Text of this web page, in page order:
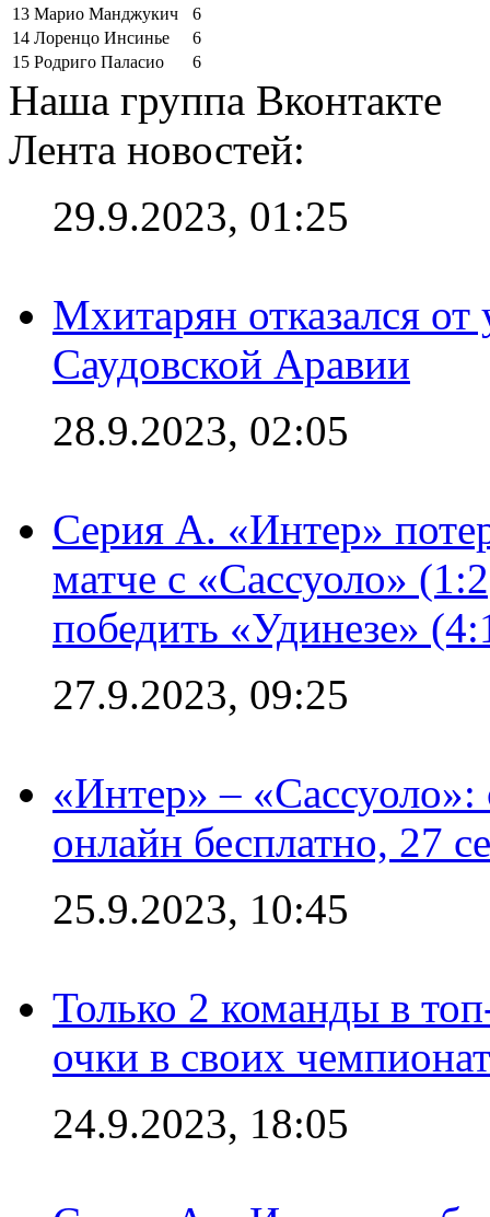
13 Марио Манджукич
6
14 Лоренцо Инсинье
6
15 Родриго Паласио 6
Наша группа Вконтакте
Лента новостей:
29.9.2023, 01:25
Мхитарян отказался от
Саудовской Аравии
28.9.2023, 02:05
Серия А. «Интер»
матче с «Сассуоло»
победить «Удинезе»
27.9.2023, 09:25
«Интер» –
онлайн бесплатно, 27
25.9.2023, 10:45
Только 2 команды в
очки в своих
24.9.2023, 18:05